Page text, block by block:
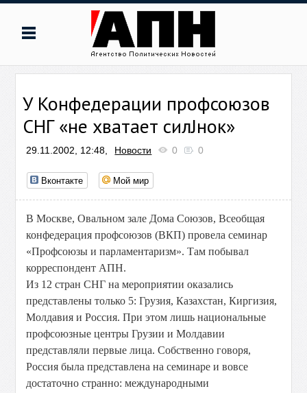
У Конфедерации профсоюзов
СНГ «не хватает силЈнок»
29.11.2002, 12:48, Новости 0 0
Вконтакте Мой мир
В Москве, Овальном зале Дома Союзов, Всеобщая
конфедерация профсоюзов (ВКП) провела семинар
«Профсоюзы и парламентаризм». Там побывал
корреспондент АПН.
Из 12 стран СНГ на мероприятии оказались
представлены только 5: Грузия, Казахстан, Киргизия,
Молдавия и Россия. При этом лишь национальные
профсоюзные центры Грузии и Молдавии
представляли первые лица. Собственно говоря,
Россия была представлена на семинаре и вовсе
достаточно странно: международными